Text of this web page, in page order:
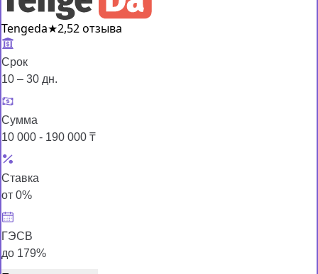
Tengeda★2,52 отзыва
Срок
10 – 30 дн.
Сумма
10 000 - 190 000 ₸
Ставка
от 0%
ГЭСВ
до 179%